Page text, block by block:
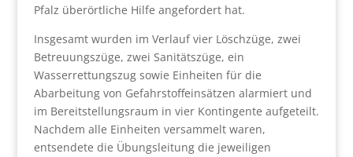
Pfalz überörtliche Hilfe angefordert hat.
Insgesamt wurden im Verlauf vier Löschzüge, zwei
Betreuungszüge, zwei Sanitätszüge, ein
Wasserrettungszug sowie Einheiten für die
Abarbeitung von Gefahrstoffeinsätzen alarmiert und
im Bereitstellungsraum in vier Kontingente aufgeteilt.
Nachdem alle Einheiten versammelt waren,
entsendete die Übungsleitung die jeweiligen